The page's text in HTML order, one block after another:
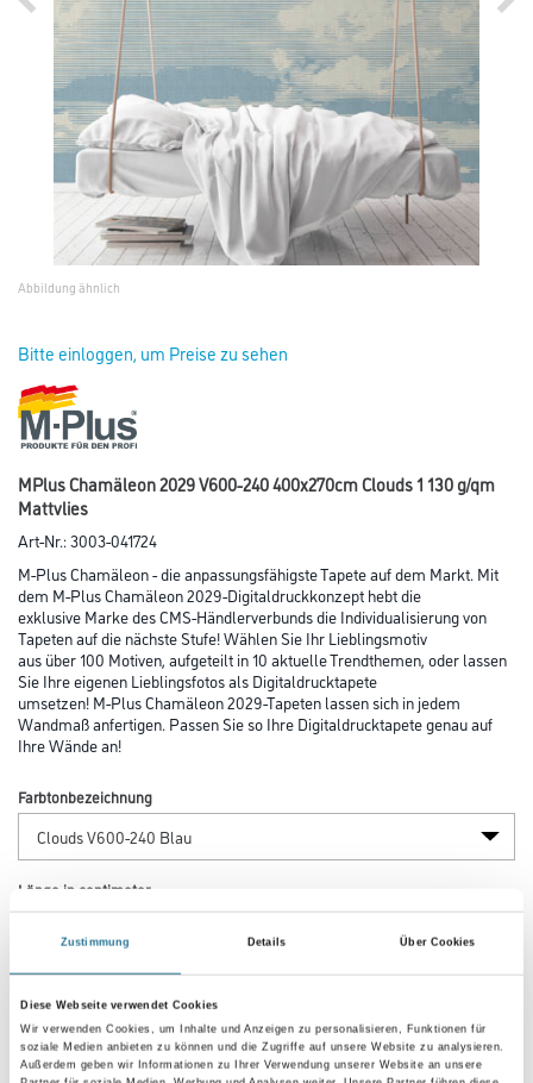
Zustimmung Details Über Cookies
Diese Webseite verwendet Cookies
Wir verwenden Cookies, um Inhalte und Anzeigen zu personalisieren, Funktionen für
soziale Medien anbieten zu können und die Zugriffe auf unsere Website zu analysieren.
Außerdem geben wir Informationen zu Ihrer Verwendung unserer Website an unsere
Abbildung ähnlich
Bitte einloggen, um Preise zu sehen
MPlus Chamäleon 2029 V600-240 400x270cm Clouds 1 130 g/qm
Mattvlies
Art-Nr.:3003-041724
M-Plus Chamäleon - die anpassungsfähigste Tapete auf dem Markt. Mit
dem M-Plus Chamäleon 2029-Digitaldruckkonzept hebt die
exklusive Marke des CMS-Händlerverbunds die Individualisierung von
Tapeten auf die nächste Stufe! Wählen Sie Ihr Lieblingsmotiv
aus über 100 Motiven, aufgeteilt in 10 aktuelle Trendthemen, oder lassen
Sie Ihre eigenen Lieblingsfotos als Digitaldrucktapete
umsetzen! M-Plus Chamäleon 2029-Tapeten lassen sich in jedem
Wandmaß anfertigen. Passen Sie so Ihre Digitaldrucktapete genau auf
Ihre Wände an!
Farbtonbezeichnung
Länge in centimeter
Breite in centimeter
Gebinde